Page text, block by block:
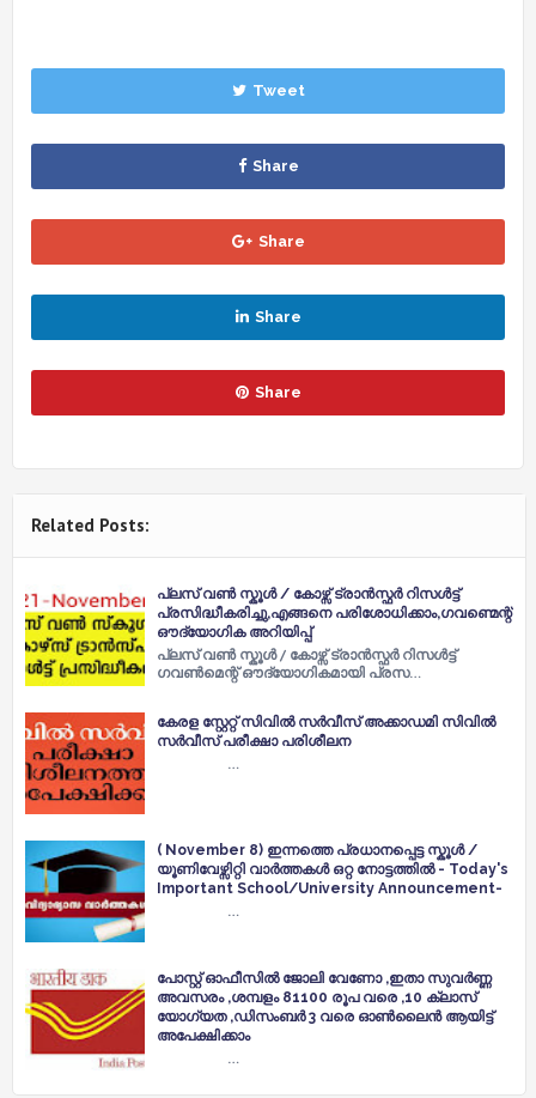
Tweet
Share
Share
Share
Share
Related Posts:
പ്ലസ് വൺ സ്കൂൾ / കോഴ്സ് ട്രാൻസ്ഫർ റിസൾട്ട്
പ്രസിദ്ധീകരിച്ചു,എങ്ങനെ പരിശോധിക്കാം,ഗവണ്മെന്റ്
ഔദ്യോഗിക അറിയിപ്പ്
പ്ലസ് വൺ സ്കൂൾ / കോഴ്സ് ട്രാൻസ്ഫർ റിസൾട്ട്
ഗവൺമെന്റ് ഔദ്യോഗികമായി പ്രസ…
കേരള സ്റ്റേറ്റ് സിവിൽ സർവീസ് അക്കാഡമി സിവിൽ
സർവീസ് പരീക്ഷാ പരിശീലന
…
( November 8) ഇന്നത്തെ പ്രധാനപ്പെട്ട സ്കൂൾ /
യൂണിവേഴ്സിറ്റി വാർത്തകൾ ഒറ്റ നോട്ടത്തിൽ - Today's
Important School/University Announcement-
…
പോസ്റ്റ് ഓഫീസിൽ ജോലി വേണോ ,ഇതാ സുവർണ്ണ
അവസരം ,ശമ്പളം 81100 രൂപ വരെ ,10 ക്ലാസ്
യോഗ്യത ,ഡിസംബർ 3 വരെ ഓൺലൈൻ ആയിട്ട്
അപേക്ഷിക്കാം
…